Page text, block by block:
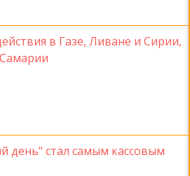
в Газе, Ливане и Сирии,
день" стал самым кассовым